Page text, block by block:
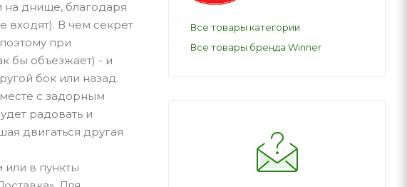
днище, благодаря
входят). В чем секрет
при
бы объезжает) - и
бок или назад.
с задорным
радовать и
двигаться другая
в пункты
Все товары категории
Все товары бренда Winner